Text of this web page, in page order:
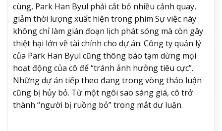
cùng, Park Han Byul phải cắt bỏ nhiều cảnh quay,
giảm thời lượng xuất hiện trong phim Sự việc này
không chỉ làm gián đoạn lịch phát sóng mà còn gây
thiệt hại lớn về tài chính cho dự án. Công ty quản lý
của Park Han Byul cũng thông báo tạm dừng mọi
hoạt động của cô để “tránh ảnh hưởng tiêu cực”.
Những dự án tiếp theo đang trong vòng thảo luận
cũng bị hủy bỏ. Từ một ngôi sao sáng giá, cô trở
thành “người bị ruồng bỏ” trong mắt dư luận.